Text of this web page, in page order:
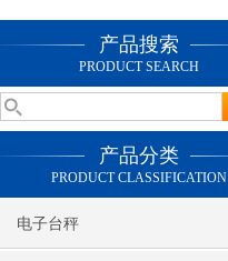
产品搜索
PRODUCT SEARCH
产品分类
PRODUCT CLASSIFICATION
电子台秤